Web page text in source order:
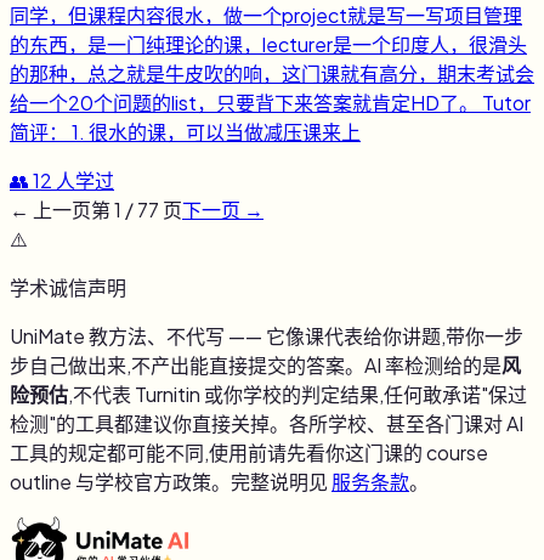
同学，但课程内容很水，做一个project就是写一写项目管理
的东西，是一门纯理论的课，lecturer是一个印度人，很滑头
的那种，总之就是牛皮吹的响，这门课就有高分，期末考试会
给一个20个问题的list，只要背下来答案就肯定HD了。 Tutor
简评： 1. 很水的课，可以当做减压课来上
👥12 人学过
← 上一页第1 /77 页下一页 →
⚠️
学术诚信声明
UniMate 教方法、不代写 —— 它像课代表给你讲题,带你一步
步自己做出来,不产出能直接提交的答案。AI 率检测给的是风
险预估,不代表 Turnitin 或你学校的判定结果,任何敢承诺"保过
检测"的工具都建议你直接关掉。各所学校、甚至各门课对 AI
工具的规定都可能不同,使用前请先看你这门课的 course
outline 与学校官方政策。完整说明见 服务条款。